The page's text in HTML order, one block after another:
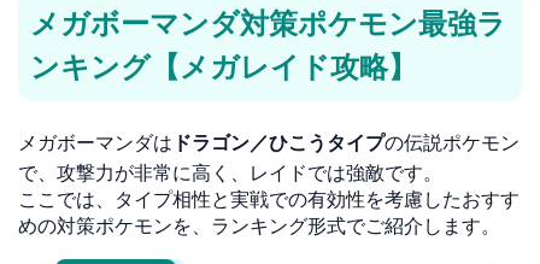
メガボーマンダ対策ポケモン最強ラ
ンキング【メガレイド攻略】
メガボーマンダは ドラゴン／ひこうタイプの伝説ポケモン
で、攻撃力が非常に高く、レイドでは強敵です。
ここでは、タイプ相性と実戦での有効性を考慮したおすす
めの対策ポケモンを、ランキング形式でご紹介します。